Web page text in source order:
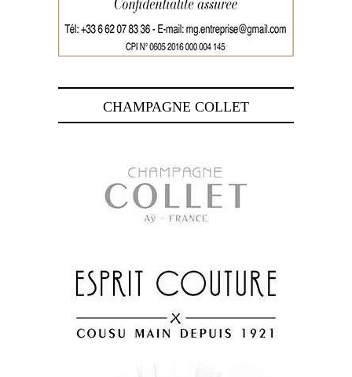
CHAMPAGNE COLLET